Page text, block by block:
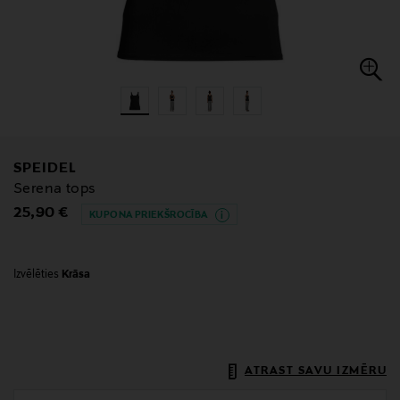
SPEIDEL
Serena tops
Original Price
25,90 € KUPONA PRIEKŠROCĪBA
Izvēlēties Krāsa
ATRAST SAVU IZMĒRU